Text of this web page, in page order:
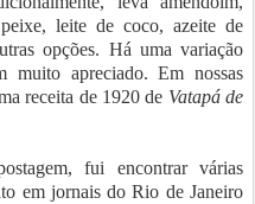
leite de coco, azeite de
opções. Há uma variação
muito apreciado. Em nossas
receita de 1920 de Vatapá de
fui encontrar várias
em jornais do Rio de Janeiro